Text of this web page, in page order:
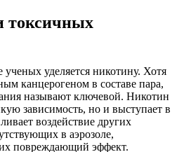
токсичных
уделяется никотину. Хотя
канцерогеном в составе пара,
называют ключевой. Никотин
зависимость, но и выступает в
воздействие других
в аэрозоле,
повреждающий эффект.